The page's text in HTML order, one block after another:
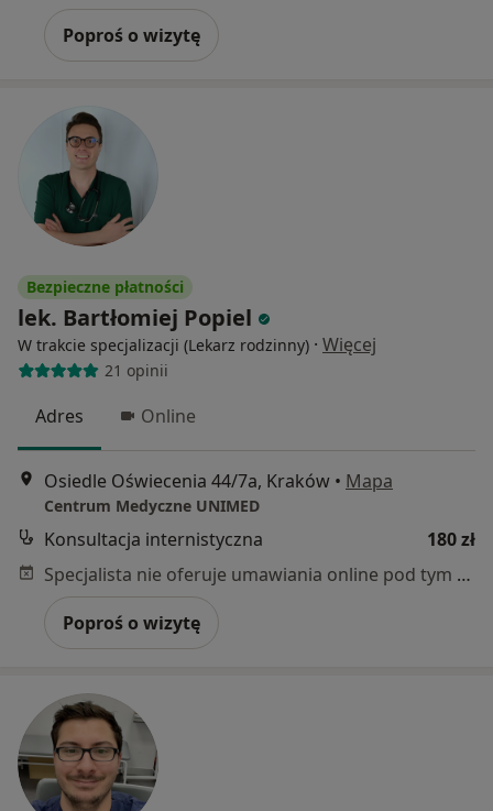
Poproś o wizytę
Bezpieczne płatności
lek. Bartłomiej Popiel
W trakcie specjalizacji (Lekarz rodzinny) · Więcej
21 opinii
Adres Online
Osiedle Oświecenia 44/7a, Kraków • Mapa
Centrum Medyczne UNIMED
Konsultacja internistyczna
180 zł
Specjalista nie oferuje umawiania online pod tym adresem.
Poproś o wizytę